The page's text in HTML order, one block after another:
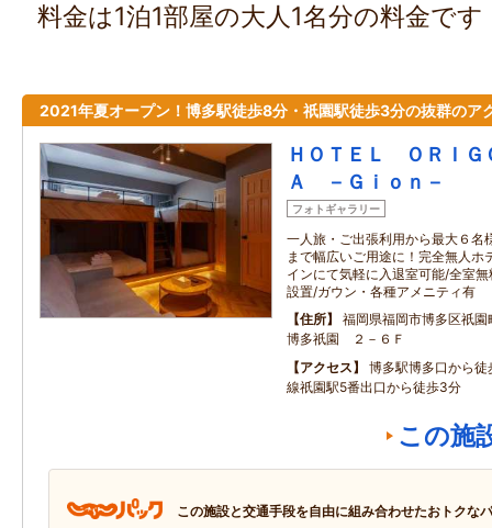
料金は1泊1部屋の大人1名分の料金で
2021年夏オープン！博多駅徒歩8分・祇園駅徒歩3分の抜群のア
ＨＯＴＥＬ ＯＲＩ
Ａ －Ｇｉｏｎ－
フォトギャラリー
一人旅・ご出張利用から最大６名
まで幅広いご用途に！完全無人ホ
インにて気軽に入退室可能/全室
設置/ガウン・各種アメニティ有
住所
福岡県福岡市博多区祇
博多祇園 ２－６Ｆ
アクセス
博多駅博多口から
線祇園駅5番出口から徒歩3分
この施
この施設と交通手段を自由に組み合わせたおトクな